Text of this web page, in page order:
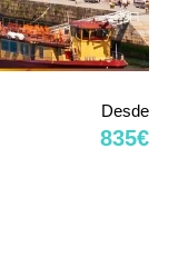
Desde
835€